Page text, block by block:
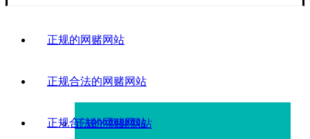
正规的网赌网站
正规合法的网赌网站
正规的网赌网站
正规合法的网赌网站